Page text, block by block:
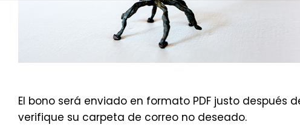
El bono será enviado en formato PDF justo
verifique su carpeta de correo no deseado.